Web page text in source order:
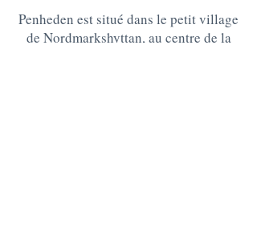
Penheden est situé dans le petit village
de Nordmarkshyttan, au centre de la